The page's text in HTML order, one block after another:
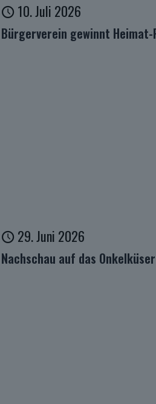
10. Juli 2026
Bürgerverein gewinnt
29. Juni 2026
Nachschau auf das